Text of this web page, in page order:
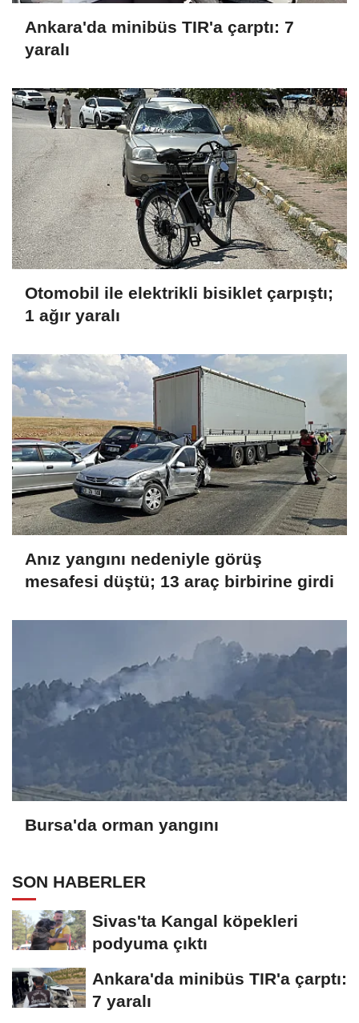
Ankara'da minibüs TIR'a çarptı: 7
yaralı
Otomobil ile elektrikli bisiklet çarpıştı;
1 ağır yaralı
Anız yangını nedeniyle görüş
mesafesi düştü; 13 araç birbirine girdi
Bursa'da orman yangını
SON HABERLER
Sivas'ta Kangal köpekleri
podyuma çıktı
Ankara'da minibüs TIR'a çarptı:
7 yaralı